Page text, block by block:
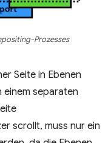
Prozesses
Seite in Ebenen
separaten
scrollt, muss nur ein